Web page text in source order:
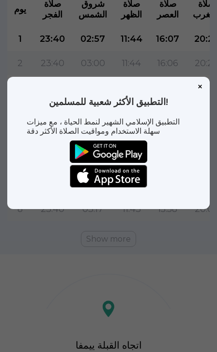
يوم
صلاة
الفجر
شروق
الشمس
صلاة
الظهر
صلاة
العصر
صلاة
1 23:40 02:57 11:44 16:07
2 23:40 03:00 11:44 16:06
20:21
23:40 03:08 11:43 16:02
03:11 11:43
03:14 11:43
8 23:40 03:17 11:43 15:58
Show more
اتجاه القبلة ييمفا
التطبيق الأكثر شعبية للمسلمين!
التطبيق الإسلامي الشهير لنمط الحياة ، مع ميزات
سهلة الاستخدام ومواقيت الصلاة الأكثر دقة